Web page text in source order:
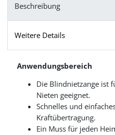
Beschreibung
Weitere Details
Anwendungsbereich
Die Blindnietzange ist
Nieten geeignet.
Schnelles und
Kraftübertragung.
Ein Muss für jeden